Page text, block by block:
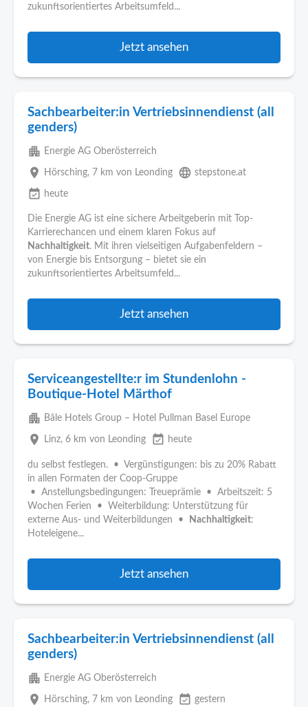
zukunftsorientiertes Arbeitsumfeld...
Jetzt ansehen
Sachbearbeiter:in Vertriebsinnendienst (all
genders)
apartment Energie AG Oberösterreich
place Hörsching, 7 km von Leonding language stepstone.at
event_available heute
Die Energie AG ist eine sichere Arbeitgeberin mit Top-
Karrierechancen und einem klaren Fokus auf
Nachhaltigkeit. Mit ihren vielseitigen Aufgabenfeldern –
von Energie bis Entsorgung – bietet sie ein
zukunftsorientiertes Arbeitsumfeld...
Jetzt ansehen
Serviceangestellte:r im Stundenlohn -
Boutique-Hotel Märthof
apartment Bâle Hotels Group – Hotel Pullman Basel Europe
place Linz, 6 km von Leonding event_available heute
du selbst festlegen. • Vergünstigungen: bis zu 20% Rabatt
in allen Formaten der Coop-Gruppe
• Anstellungsbedingungen: Treueprämie • Arbeitszeit: 5
Wochen Ferien • Weiterbildung: Unterstützung für
externe Aus- und Weiterbildungen •
Nachhaltigkeit:
Hoteleigene...
Jetzt ansehen
Sachbearbeiter:in Vertriebsinnendienst (all
genders)
apartment Energie AG Oberösterreich
place Hörsching, 7 km von Leonding event_available gestern